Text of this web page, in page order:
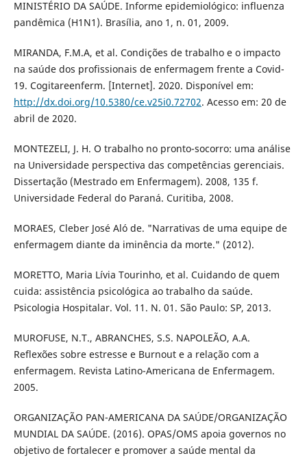
MINISTÉRIO DA SAÚDE. Informe epidemiológico: influenza
pandêmica (H1N1). Brasília, ano 1, n. 01, 2009.
MIRANDA, F.M.A, et al. Condições de trabalho e o impacto
na saúde dos profissionais de enfermagem frente a Covid-
19. Cogitareenferm. [Internet]. 2020. Disponível em:
http://dx.doi.org/10.5380/ce.v25i0.72702. Acesso em: 20 de
abril de 2020.
MONTEZELI, J. H. O trabalho no pronto-socorro: uma análise
na Universidade perspectiva das competências gerenciais.
Dissertação (Mestrado em Enfermagem). 2008, 135 f.
Universidade Federal do Paraná. Curitiba, 2008.
MORAES, Cleber José Aló de. "Narrativas de uma equipe de
enfermagem diante da iminência da morte." (2012).
MORETTO, Maria Lívia Tourinho, et al. Cuidando de quem
cuida: assistência psicológica ao trabalho da saúde.
Psicologia Hospitalar. Vol. 11. N. 01. São Paulo: SP, 2013.
MUROFUSE, N.T., ABRANCHES, S.S. NAPOLEÃO, A.A.
Reflexões sobre estresse e Burnout e a relação com a
enfermagem. Revista Latino-Americana de Enfermagem.
2005.
ORGANIZAÇÃO PAN-AMERICANA DA SAÚDE/ORGANIZAÇÃO
MUNDIAL DA SAÚDE. (2016). OPAS/OMS apoia governos no
objetivo de fortalecer e promover a saúde mental da